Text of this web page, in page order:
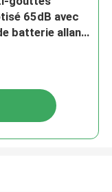
65dB avec
batterie allant